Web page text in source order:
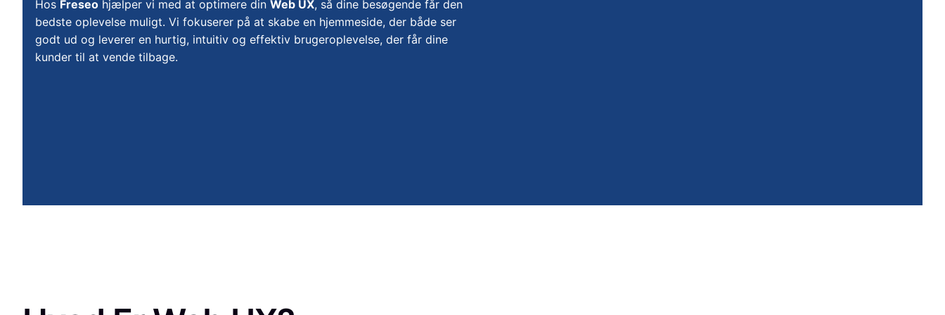
Hos Freseo hjælper vi med at optimere din Web UX, så dine besøgende får den
bedste oplevelse muligt. Vi fokuserer på at skabe en hjemmeside, der både ser
godt ud og leverer en hurtig, intuitiv og effektiv brugeroplevelse, der får dine
kunder til at vende tilbage.